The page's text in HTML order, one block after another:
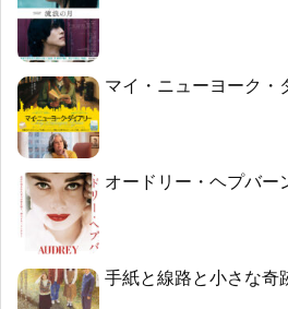
マイ・ニューヨーク・
オードリー・ヘプバー
手紙と線路と小さな奇